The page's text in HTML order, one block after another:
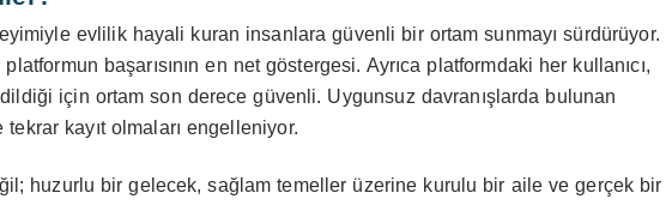
evlilik hayali kuran insanlara güvenli bir ortam sunmayı sürdürüyor.
platformun başarısının en net göstergesi. Ayrıca platformdaki her kullanıcı,
için ortam son derece güvenli. Uygunsuz davranışlarda bulunan
kayıt olmaları engelleniyor.
huzurlu bir gelecek, sağlam temeller üzerine kurulu bir aile ve gerçek bir